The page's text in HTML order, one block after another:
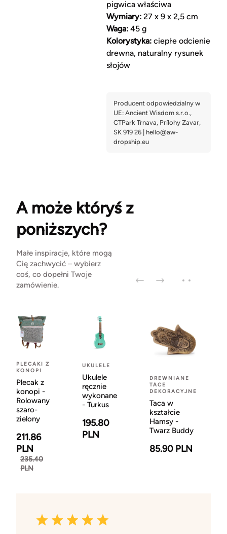
pigwica właściwa
Wymiary:27 x 9 x 2,5 cm
Waga:45 g
Kolorystyka:ciepłe odcienie
drewna, naturalny rysunek
słojów
A może któryś z
poniższych?
Małe inspiracje, które mogą
Cię zachwycić – wybierz
coś, co dopełni Twoje
zamówienie.
PLECAKI Z
KONOPI
Plecak z
konopi -
Rolowany
szaro-
zielony
211.86
PLN
235.40
PLN
UKULELE
Ukulele
ręcznie
wykonane
- Turkus
195.80
PLN
DREWNIANE
TACE
DEKORACYJNE
Taca w
kształcie
Hamsy -
Twarz Buddy
85.90 PLN